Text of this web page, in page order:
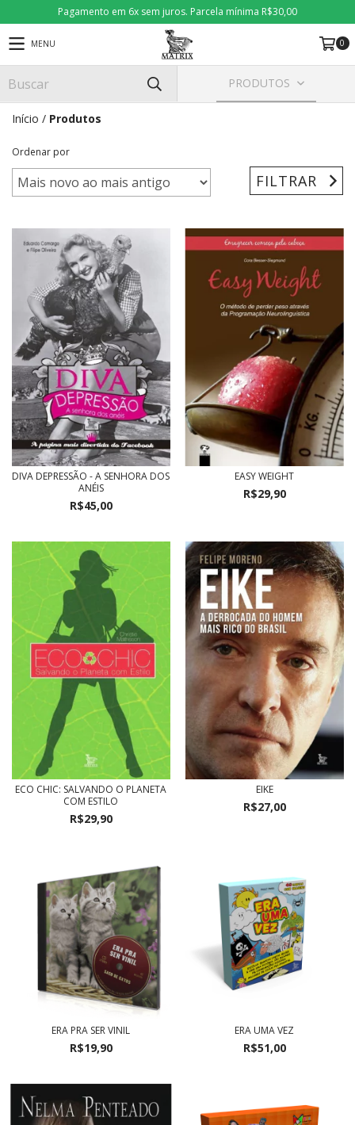
Pagamento em 6x sem juros. Parcela mínima R$30,00
MENU 0
PRODUTOS
Início / Produtos
Ordenar por
FILTRAR
DIVA DEPRESSÃO - A SENHORA DOS
ANÉIS
R$45,00
EASY WEIGHT
R$29,90
ECO CHIC: SALVANDO O PLANETA
COM ESTILO
R$29,90
EIKE
R$27,00
ERA PRA SER VINIL
R$19,90
ERA UMA VEZ
R$51,00